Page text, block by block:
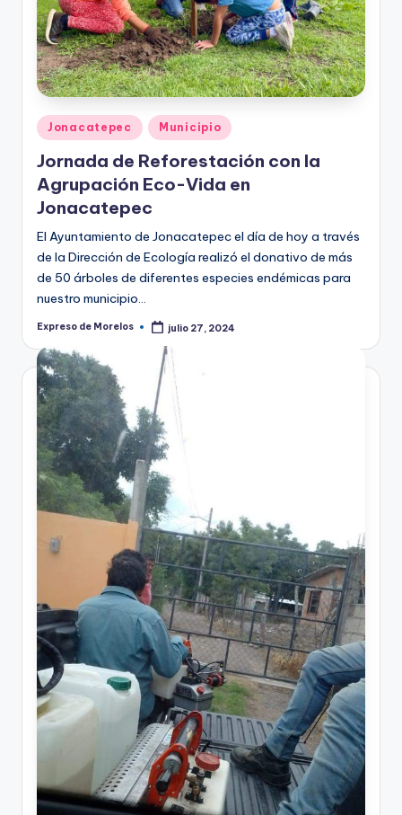
Publicado
en
Jonacatepec Municipio
Jornada de Reforestación con la
Agrupación Eco-Vida en
Jonacatepec
El Ayuntamiento de Jonacatepec el día de hoy a través
de la Dirección de Ecología realizó el donativo de más
de 50 árboles de diferentes especies endémicas para
nuestro municipio…
Publicado
Expreso de Morelos julio 27, 2024